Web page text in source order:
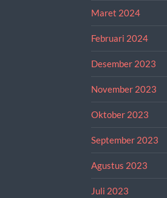
Maret 2024
Februari 2024
Desember 2023
November 2023
Oktober 2023
September 2023
Agustus 2023
Juli 2023